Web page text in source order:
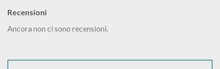
Recensioni
Ancora non ci sono recensioni.